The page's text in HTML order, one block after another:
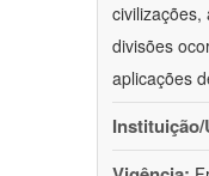
divisões
aplicações
Instituição/